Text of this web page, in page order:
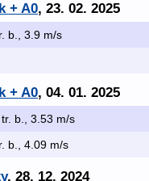
+ A0, 23. 02. 2025
b., 3.9 m/s
+ A0, 04. 01. 2025
b., 3.53 m/s
b., 4.09 m/s
, 28. 12. 2024